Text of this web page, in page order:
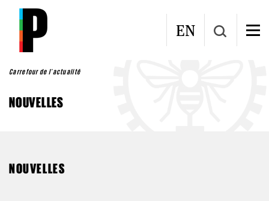
Aller au contenu principal
EN
Carrefour de l'actualité
NOUVELLES
NOUVELLES